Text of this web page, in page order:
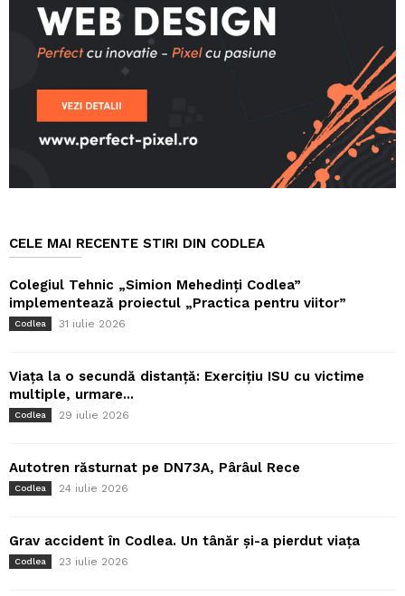
CELE MAI RECENTE STIRI DIN CODLEA
Colegiul Tehnic „Simion Mehedinți Codlea”
implementează proiectul „Practica pentru viitor”
Codlea 31 iulie 2026
Viața la o secundă distanță: Exercițiu ISU cu victime
multiple, urmare...
Codlea 29 iulie 2026
Autotren răsturnat pe DN73A, Pârâul Rece
Codlea 24 iulie 2026
Grav accident în Codlea. Un tânăr și-a pierdut viața
Codlea 23 iulie 2026